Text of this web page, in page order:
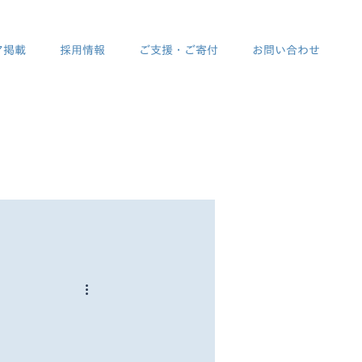
掲載 採用情報 ご支援・ご寄付 お問い合わせ